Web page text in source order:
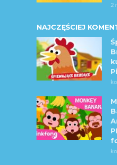
2
NAJCZĘŚCIEJ